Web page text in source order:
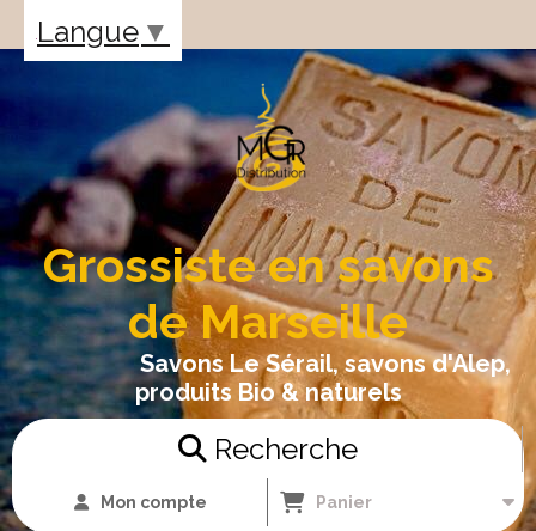
Grossiste en savons
de Marseille
Savons Le Sérail, savons d'Alep,
produits Bio & naturels
Recherche
Mon compte Panier
Langue ▼